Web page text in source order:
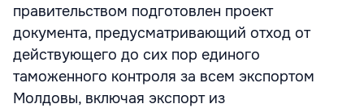
правительством подготовлен проект
документа, предусматривающий отход от
действующего до сих пор единого
таможенного контроля за всем экспортом
Молдовы, включая экспорт из